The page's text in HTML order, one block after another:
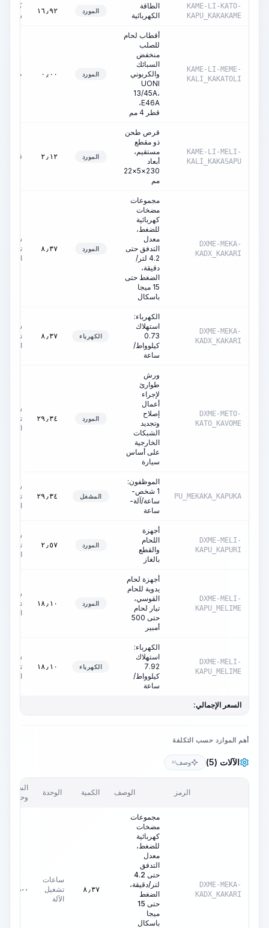
KAME-LI-KATO-
KAPU_KAKAKAME
الطاقة
الكهربائية
المورد ١٦٫٩٢
ساعة
KAME-LI-MEME-
KALI_KAKATOLI
أقطاب لحام
للصلب
منخفض
السبائك
والكربوني
UONI
13/45A،
E46A،
قطر 4 مم
المورد ٠٫٠٠ طن
KAME-LI-MELI-
KALI_KAKASAPU
قرص طحن
ذو مقطع
مستقيم،
أبعاد
230×5×22
مم
المورد ٢٫١٢ قطعة
DXME-MEKA-
KADX_KAKARI
مجموعات
مضخات
كهربائية
للضغط،
معدل
التدفق حتى
4.2 لتر/
دقيقة،
الضغط حتى
15 ميجا
باسكال
المورد ٨٫٣٧
ساعات
تشغيل
الآلة
DXME-MEKA-
KADX_KAKARI
الكهرباء:
استهلاك
0.73
كيلوواط/
ساعة
الكهرباء ٨٫٣٧
ساعات
تشغيل
الآلة
DXME-METO-
KATO_KAVOME
ورش
طوارئ
لإجراء
أعمال
إصلاح
وتجديد
الشبكات
الخارجية
على أساس
سيارة
المورد ٢٩٫٣٤
ساعات
تشغيل
الآلة
PU_MEKAKA_KAPUKA
الموظفون:
1 شخص-
ساعة/آلة-
ساعة
المشغل ٢٩٫٣٤
ساعات
تشغيل
الآلة
DXME-MELI-
KAPU_KAPURI
أجهزة
اللحام
والقطع
بالغاز
المورد ٢٫٥٧
ساعات
تشغيل
الآلة
DXME-MELI-
KAPU_MELIME
أجهزة لحام
يدوية للحام
القوسي،
تيار لحام
حتى 500
أمبير
المورد ١٨٫١٠
ساعات
تشغيل
الآلة
DXME-MELI-
KAPU_MELIME
الكهرباء:
استهلاك
7.92
كيلوواط/
ساعة
الكهرباء ١٨٫١٠
ساعات
تشغيل
الآلة
السعر الإجمالي:
أهم الموارد حسب التكلفة
الآلات (5) وصفKI
الرمز الوصف الكمية الوحدة
السعر/
وحدة
DXME-MEKA-
KADX_KAKARI
مجموعات
مضخات
كهربائية
للضغط،
معدل
التدفق
حتى 4.2
لتر/دقيقة،
الضغط
حتى 15
ميجا
باسكال
٨٫٣٧
ساعات
تشغيل
الآلة
٠٫٠٠